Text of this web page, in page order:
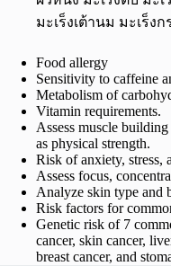
มะเร็งเต้านม มะเร็ง
Food allergy
Sensitivity to caffeine
Metabolism of
Vitamin requirements.
Assess muscle
as physical strength.
Risk of anxiety, stress,
Assess focus,
Analyze skin type and
Risk factors for
Genetic risk of 7
cancer, skin cancer,
breast cancer, and